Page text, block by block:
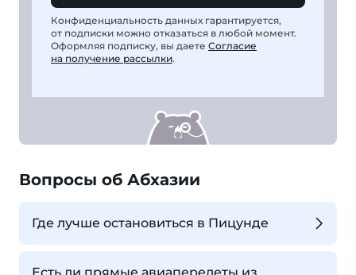
Конфиденциальность данных гарантируется,
от подписки можно отказаться в любой момент.
Оформляя подписку, вы даете Согласие
на получение рассылки.
Вопросы об Абхазии
Где лучше остановиться в Пицунде